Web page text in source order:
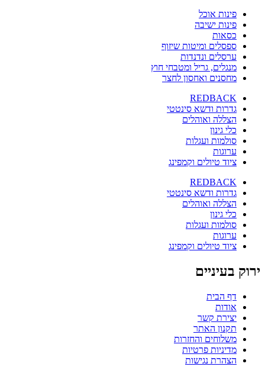
פינות אוכל
פינות ישיבה
כסאות
ספסלים ומיטות שיזוף
ערסלים ונדנדות
מנגלים, גריל ומטבחי חוץ
מחסנים ואחסון לחצר
REDBACK
גדרות ודשא סינטטי
הצללה ואוהלים
כלי גינון
סולמות ועגלות
ערוגות
ציוד טיולים וקמפינג
REDBACK
גדרות ודשא סינטטי
הצללה ואוהלים
כלי גינון
סולמות ועגלות
ערוגות
ציוד טיולים וקמפינג
ירוק בעיניים
דף הבית
אודות
יצירת קשר
תקנון האתר
משלוחים והחזרות
מדיניות פרטיות
הצהרת נגישות